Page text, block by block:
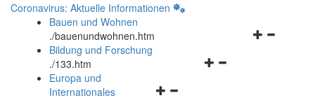
Coronavirus: Aktuelle Informationen
Bauen und Wohnen
./bauenundwohnen.htm
Navigationsmenü
Bildung und Forschung
./133.htm
Navigationsmenü
Europa und
Internationales